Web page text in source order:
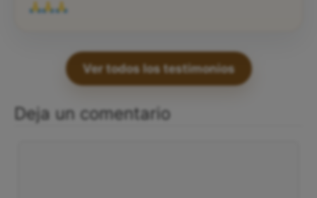
Ver todos los testimonios
Deja un comentario